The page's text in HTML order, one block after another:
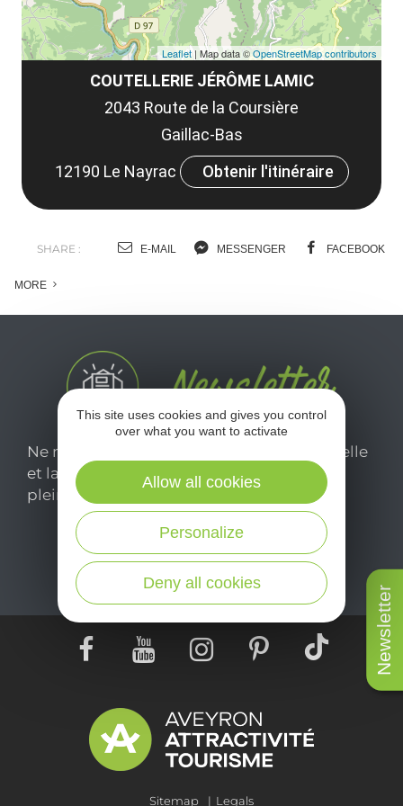
Newsletter
COUTELLERIE JÉRÔME LAMIC
2043 Route de la Coursière
Gaillac-Bas
12190 Le Nayrac
Obtenir l'itinéraire
Leaflet| Map data ©OpenStreetMap contributors
SHARE : E-MAIL MESSENGER FACEBOOK
MORE
Ne manquez pas notre newsletter mensuelle
et laissez-vous inspirer pour profiter
pleinement de votre séjour en Aveyron.
Je m'abonne ici
Sitemap Legals
This site uses cookies and gives you control
over what you want to activate
Deny all cookies
Personalize
Allow all cookies